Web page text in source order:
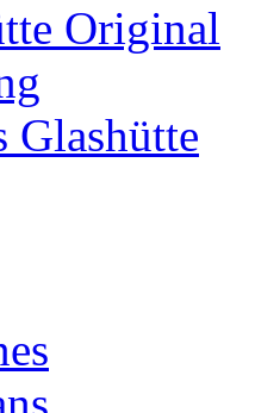
Original
Glashütte